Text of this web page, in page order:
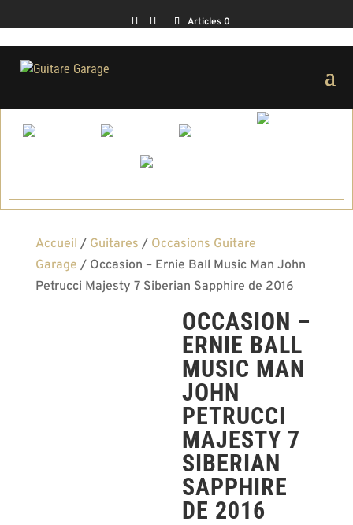
Articles 0
Accueil / Guitares / Occasions Guitare
Garage / Occasion – Ernie Ball Music Man John
Petrucci Majesty 7 Siberian Sapphire de 2016
OCCASION –
ERNIE BALL
MUSIC MAN
JOHN
PETRUCCI
MAJESTY 7
SIBERIAN
SAPPHIRE
DE 2016